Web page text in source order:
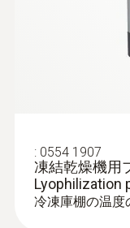
CE
バッテリの
: 0554 1907
凍結乾燥機用
Lyophilization
冷凍庫棚の温度